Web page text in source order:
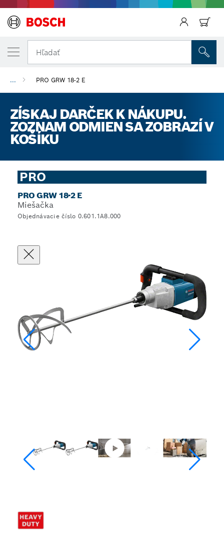
Hľadať
... PRO GRW 18-2 E
ZÍSKAJ DARČEK K NÁKUPU.
ZOZNAM ODMIEN SA ZOBRAZÍ V
KOŠÍKU
PRO
PRO GRW 18-2 E
Miešačka
Objednávacie číslo 0.601.1A8.000